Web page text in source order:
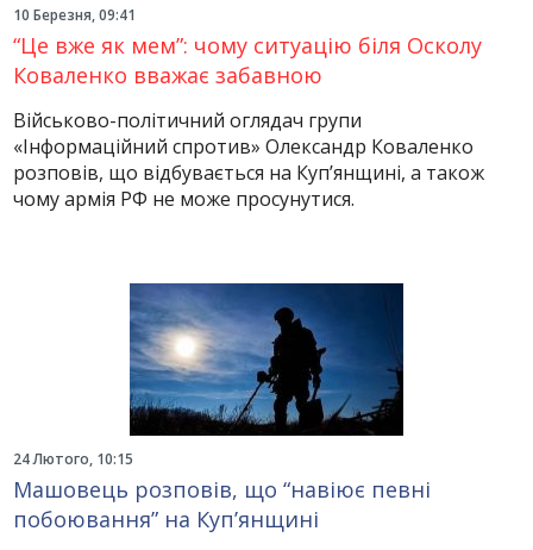
10 Березня, 09:41
“Це вже як мем”: чому ситуацію біля Осколу
Коваленко вважає забавною
Військово-політичний оглядач групи
«Інформаційний спротив» Олександр Коваленко
розповів, що відбувається на Куп’янщині, а також
чому армія РФ не може просунутися.
24 Лютого, 10:15
Машовець розповів, що “навіює певні
побоювання” на Куп’янщині